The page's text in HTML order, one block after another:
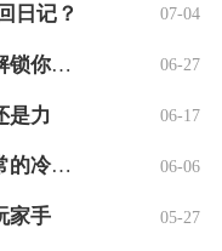
日记？ 07-04
三个步骤教会你快速上手诺手，解锁你的上单 06-27
是力 06-17
DNF手游魔法师职业，为什么非常的冷门？ 06-06
家手 05-27